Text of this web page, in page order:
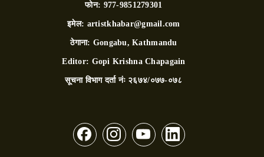
फोन: 977-9851279301
इमेल: artistkhabar@gmail.com
ठेगाना: Gongabu, Kathmandu
Editor: Gopi Krishna Chapagain
सूचना विभाग दर्ता नंः २६७४/०७७-०७८